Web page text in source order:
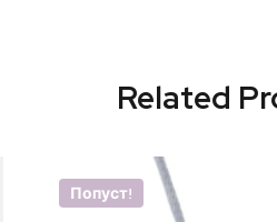
Related
Попуст!